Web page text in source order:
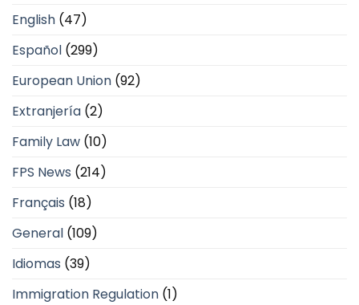
English (47)
Español (299)
European Union (92)
Extranjería (2)
Family Law (10)
FPS News (214)
Français (18)
General (109)
Idiomas (39)
Immigration Regulation (1)